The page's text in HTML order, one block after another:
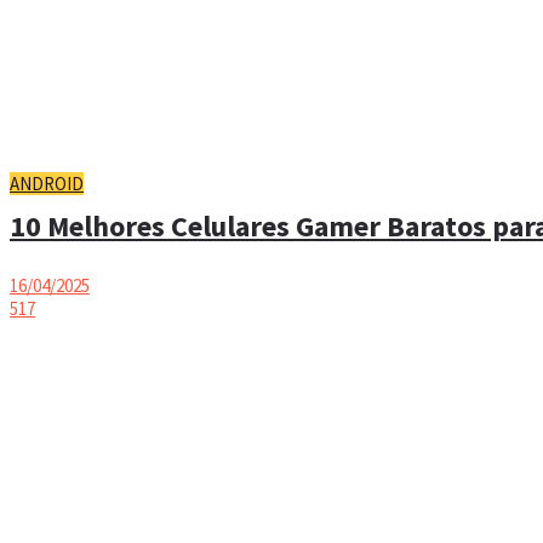
ANDROID
10 Melhores Celulares Gamer Baratos
16/04/2025
517